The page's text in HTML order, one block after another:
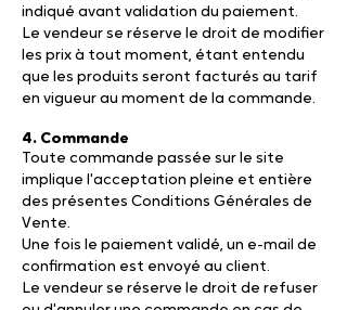
indiqué avant validation du paiement.
Le vendeur se réserve le droit de modifier
les prix à tout moment, étant entendu
que les produits seront facturés au tarif
en vigueur au moment de la commande.
4. Commande
Toute commande passée sur le site
implique l'acceptation pleine et entière
des présentes Conditions Générales de
Vente.
Une fois le paiement validé, un e-mail de
confirmation est envoyé au client.
Le vendeur se réserve le droit de refuser